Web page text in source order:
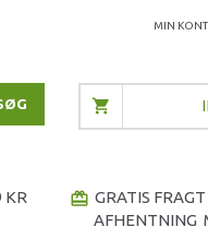
MIN
KR redeem GRATIS
AFHENTNING